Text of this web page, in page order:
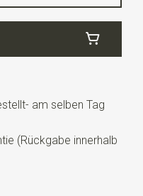
am selben Tag
(Rückgabe innerhalb